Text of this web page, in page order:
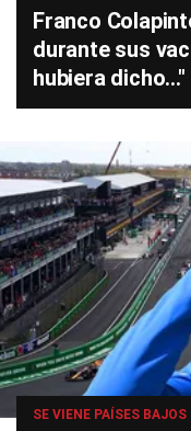
Franco
durante sus
hubiera dicho..."
SE VIENE PAÍSES BAJOS